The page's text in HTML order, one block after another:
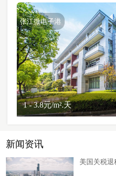
张江微电子港
1 - 3.8元/m².天
新闻资讯